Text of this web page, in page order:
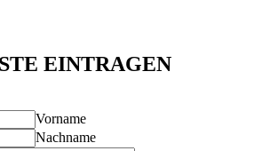
EINTRAGEN
Vorname
Nachname